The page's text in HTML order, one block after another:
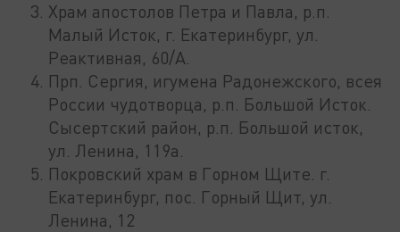
Храм апостолов Петра и Павла, р.п.
Малый Исток, г. Екатеринбург, ул.
Реактивная, 60/А.
Прп. Сергия, игумена Радонежского, всея
России чудотворца, р.п. Большой Исток.
Сысертский район, р.п. Большой исток,
ул. Ленина, 119а.
Покровский храм в Горном Щите. г.
Екатеринбург, пос. Горный Щит, ул.
Ленина, 12